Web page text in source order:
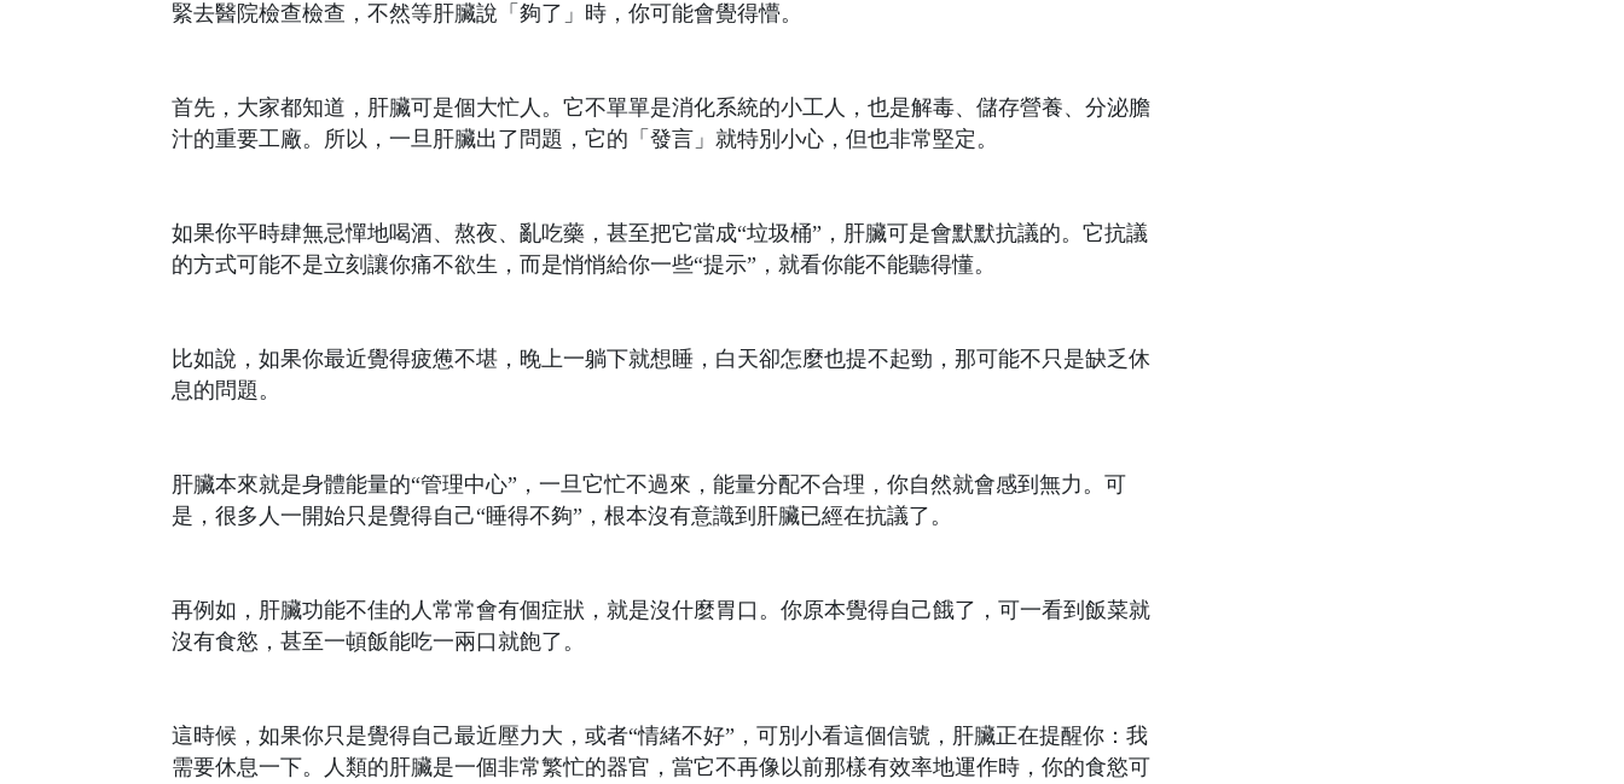
緊去醫院檢查檢查，不然等肝臟說「夠了」時，你可能會覺得懵。
首先，大家都知道，肝臟可是個大忙人。它不單單是消化系統的小工人，也是解毒、儲存營養、分泌膽
汁的重要工廠。所以，一旦肝臟出了問題，它的「發言」就特別小心，但也非常堅定。
如果你平時肆無忌憚地喝酒、熬夜、亂吃藥，甚至把它當成“垃圾桶”，肝臟可是會默默抗議的。它抗議
的方式可能不是立刻讓你痛不欲生，而是悄悄給你一些“提示”，就看你能不能聽得懂。
比如說，如果你最近覺得疲憊不堪，晚上一躺下就想睡，白天卻怎麼也提不起勁，那可能不只是缺乏休
息的問題。
肝臟本來就是身體能量的“管理中心”，一旦它忙不過來，能量分配不合理，你自然就會感到無力。可
是，很多人一開始只是覺得自己“睡得不夠”，根本沒有意識到肝臟已經在抗議了。
再例如，肝臟功能不佳的人常常會有個症狀，就是沒什麼胃口。你原本覺得自己餓了，可一看到飯菜就
沒有食慾，甚至一頓飯能吃一兩口就飽了。
這時候，如果你只是覺得自己最近壓力大，或者“情緒不好”，可別小看這個信號，肝臟正在提醒你：我
需要休息一下。人類的肝臟是一個非常繁忙的器官，當它不再像以前那樣有效率地運作時，你的食慾可